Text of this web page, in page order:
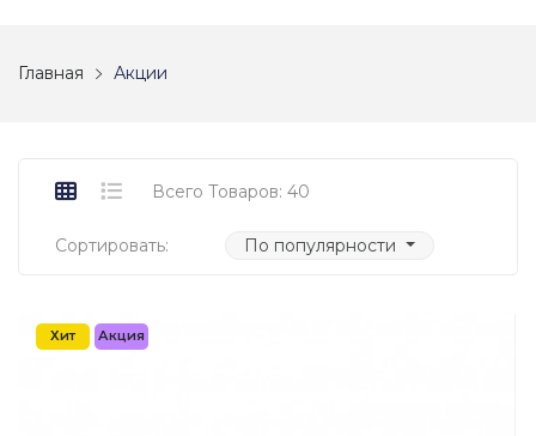
Главная Акции
Всего Товаров: 40
Сортировать: По популярности
Хит Акция